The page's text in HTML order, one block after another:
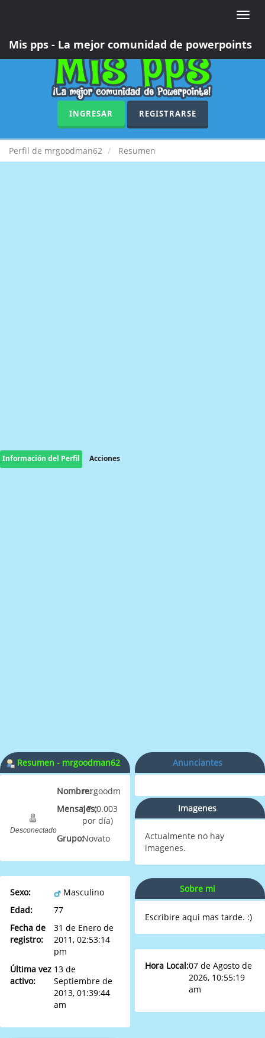
Toggle
Mis pps - La mejor comunidad de powerpoints
INGRESAR REGISTRARSE
Perfil de mrgoodman62 Resumen
Información del Perfil Acciones
Resumen - mrgoodman62
Desconectado
Nombre:mrgoodman62
Mensajes:17 (0.003
por día)
Grupo:Novato
Sexo:
Masculino
Edad:
77
Fecha de
registro:
31 de Enero de
2011, 02:53:14
pm
Última vez
activo:
13 de
Septiembre de
2013, 01:39:44
am
Anunciantes
Imagenes
Actualmente no hay
imagenes.
Sobre mi
Escribire aqui mas tarde. :)
Hora Local:07 de Agosto de
2026, 10:55:19
am